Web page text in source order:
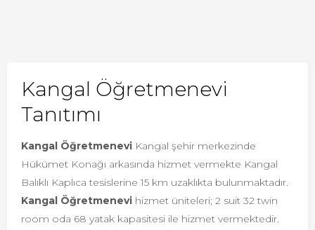
Kangal Öğretmenevi
Tanıtımı
Kangal Öğretmenevi Kangal şehir merkezinde
Hükümet Konağı arkasında hizmet vermekte Kangal
Balıklı Kaplıca tesislerine 15 km uzaklıkta bulunmaktadır.
Kangal Öğretmenevi hizmet üniteleri; 2 suit 32 twin
room oda 68 yatak kapasitesi ile hizmet vermektedir.